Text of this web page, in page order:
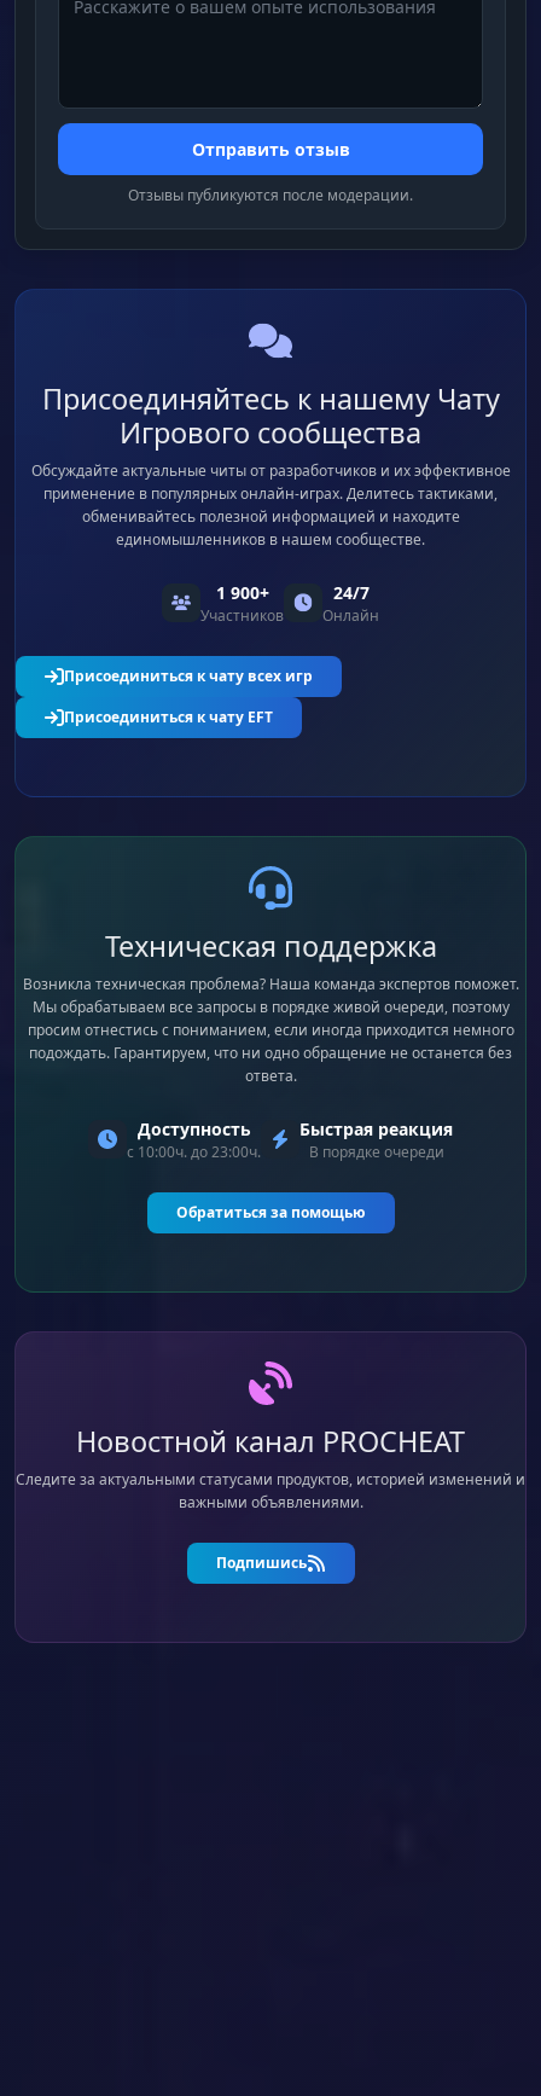
Отправить отзыв
Отзывы публикуются после модерации.
Присоединяйтесь к нашему Чату
Игрового сообщества
Обсуждайте актуальные читы от разработчиков и их эффективное
применение в популярных онлайн-играх. Делитесь тактиками,
обменивайтесь полезной информацией и находите
единомышленников в нашем сообществе.
1 900+
Участников
24/7
Онлайн
Присоединиться к чату всех игр
Присоединиться к чату EFT
Техническая поддержка
Возникла техническая проблема? Наша команда экспертов поможет.
Мы обрабатываем все запросы в порядке живой очереди, поэтому
просим отнестись с пониманием, если иногда приходится немного
подождать. Гарантируем, что ни одно обращение не останется без
ответа.
Доступность
с 10:00ч. до 23:00ч.
Быстрая реакция
В порядке очереди
Обратиться за помощью
Новостной канал PROCHEAT
Следите за актуальными статусами продуктов, историей изменений и
важными объявлениями.
Подпишись